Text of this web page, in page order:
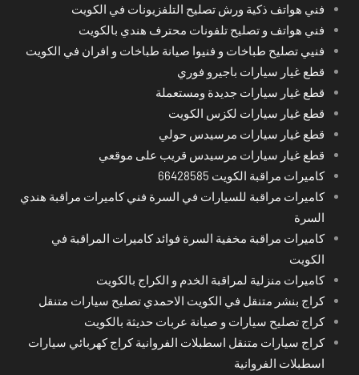
فني هواتف ذكية ورش تصليح التلفزيونات في الكويت
فني هواتف و تصليح تلفونات محترف هندي بالكويت
فنيي تصليح طباخات و فنيوا صيانة طباخات و افران في الكويت
قطع غيار سيارات باجيرو فوري
قطع غيار سيارات جديدة ومستعملة
قطع غيار سيارات لكزس الكويت
قطع غيار سيارات مرسيدس حولي
قطع غيار سيارات مرسيدس قريب على موقعي
كاميرات مراقبة الكويت 66428585
كاميرات مراقبة للسيارات في السرة فني كاميرات مراقبة هندي
السرة
كاميرات مراقبة مخفية السرة فوائد كاميرات المراقبة في
الكويت
كاميرات منزلية لمراقبة الخدم و الكراج بالكويت
كراج بنشر متنقل في الكويت الاحمدي تصليح سيارات متنقل
كراج تصليح سيارات و صيانة عربات حديثة بالكويت
كراج سيارات متنقل اسطبلات الفروانية كراج كهربائي سيارات
اسطبلات الفروانية